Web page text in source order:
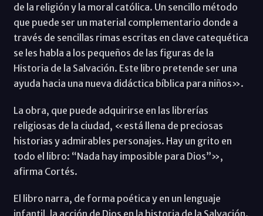
de la religión y la moral católica. Un sencillo método
que puede ser un material complementario donde a
través de sencillas rimas escritas en clave catequética
se les habla a los pequeños de las figuras de la
Historia de la Salvación. Este libro pretende ser una
ayuda hacia una nueva didáctica bíblica para niños».
La obra, que puede adquirirse en las librerías
religiosas de la ciudad, «está llena de preciosas
historias y admirables personajes. Hay un grito en
todo el libro: “Nada hay imposible para Dios”»,
afirma Cortés.
El libro narra, de forma poética y en un lenguaje
infantil, la acción de Dios en la historia de la Salvación.